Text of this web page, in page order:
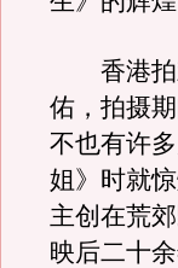
香港拍
佑，拍摄
不也有许
姐》时就
主创在荒
映后二十